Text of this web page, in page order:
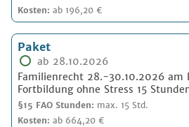
Kosten: ab 196,20 €
Paket
ab 28.10.2026
Familienrecht 28.-30.10.2026 am
Fortbildung ohne Stress 15
§15 FAO Stunden: max. 15 Std.
Kosten: ab 664,20 €